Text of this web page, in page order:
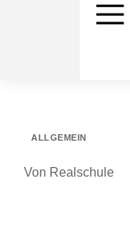
ALLGEMEIN
Von Realschule